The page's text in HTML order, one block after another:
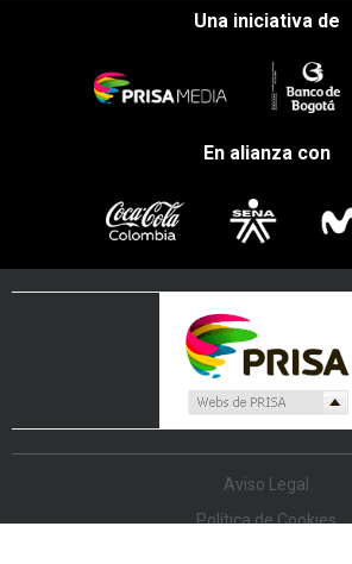
Una iniciativa de
En alianza con
Aviso Legal
Política de Cookies